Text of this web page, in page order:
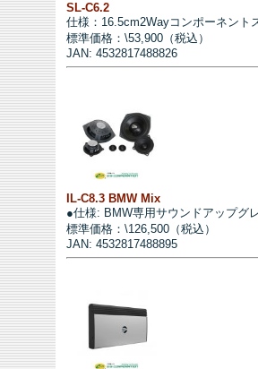
SL-C6.2
仕様：16.5cm2Wayコンポーネント
標準価格：\53,900（税込）
JAN: 4532817488826
IL-C8.3 BMW Mix
●仕様: BMW専用サウンドアップグ
標準価格：\126,500（税込）
JAN: 4532817488895